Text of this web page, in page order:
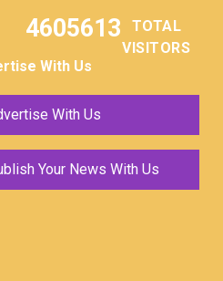
4605613
TOTAL
VISITORS
With Us
With Us
Your News With Us